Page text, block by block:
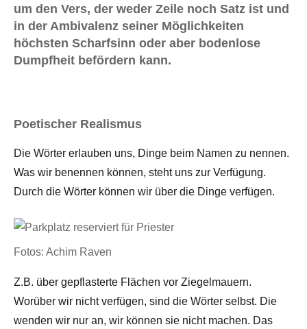
um den Vers, der weder Zeile noch Satz ist und
in der Ambivalenz seiner Möglichkeiten
höchsten Scharfsinn oder aber bodenlose
Dumpfheit befördern kann.
Poetischer Realismus
Die Wörter erlauben uns, Dinge beim Namen zu nennen.
Was wir benennen können, steht uns zur Verfügung.
Durch die Wörter können wir über die Dinge verfügen.
Fotos: Achim Raven
Z.B. über gepflasterte Flächen vor Ziegelmauern.
Worüber wir nicht verfügen, sind die Wörter selbst. Die
wenden wir nur an, wir können sie nicht machen. Das